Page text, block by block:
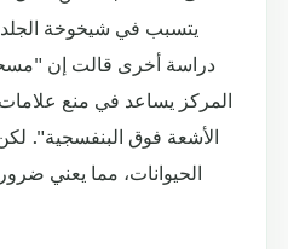
يتسبب في شيخوخة
دراسة أخرى قالت إن
المركز يساعد في منع
الأشعة فوق البنفسجية".
الحيوانات، مما يعني